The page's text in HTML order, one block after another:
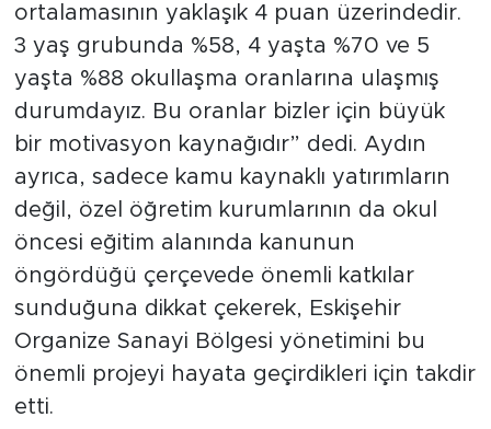
ortalamasının yaklaşık 4 puan üzerindedir.
3 yaş grubunda %58, 4 yaşta %70 ve 5
yaşta %88 okullaşma oranlarına ulaşmış
durumdayız. Bu oranlar bizler için büyük
bir motivasyon kaynağıdır” dedi. Aydın
ayrıca, sadece kamu kaynaklı yatırımların
değil, özel öğretim kurumlarının da okul
öncesi eğitim alanında kanunun
öngördüğü çerçevede önemli katkılar
sunduğuna dikkat çekerek, Eskişehir
Organize Sanayi Bölgesi yönetimini bu
önemli projeyi hayata geçirdikleri için takdir
etti.